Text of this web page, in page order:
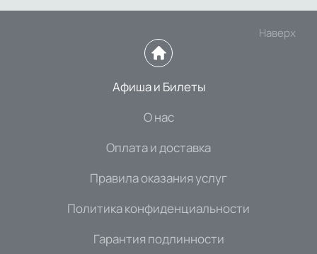
Наверх
Афиша и Билеты
О нас
Оплата и доставка
Правила оказания услуг
Политика конфиденциальности
Гарантия подлинности